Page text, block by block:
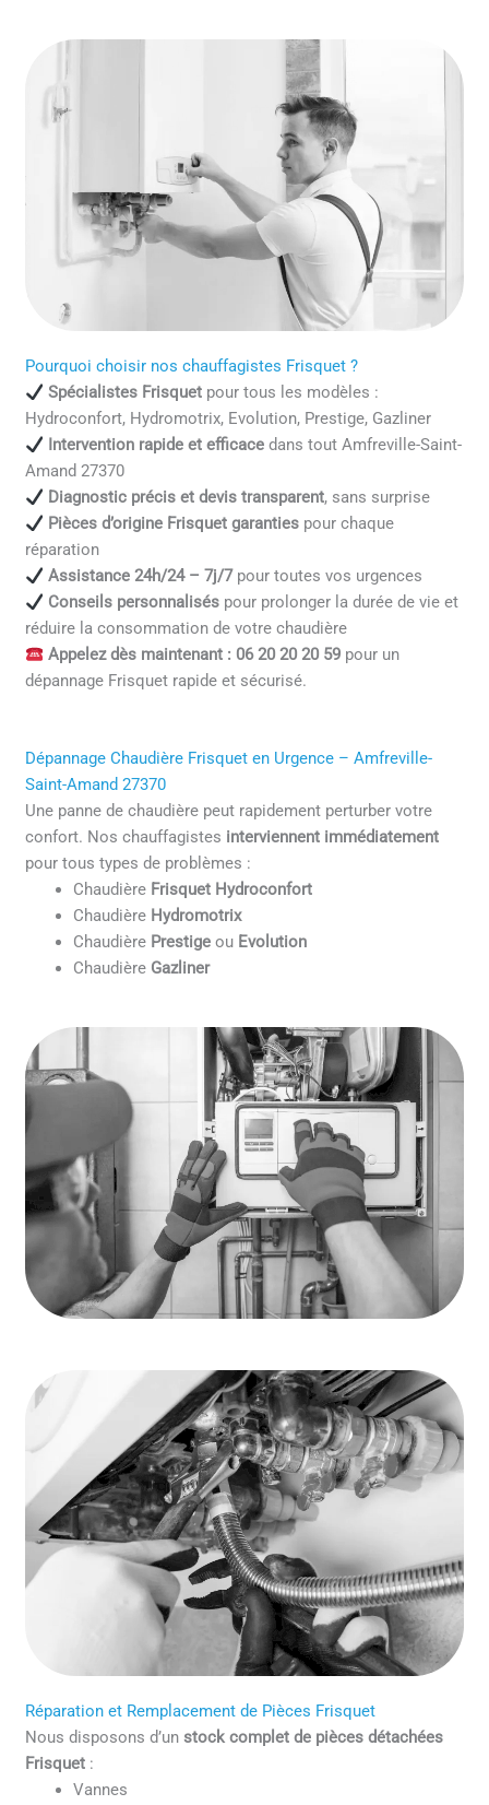
Pourquoi choisir nos chauffagistes Frisquet ?
Spécialistes Frisquetpour tous les modèles :
Hydroconfort, Hydromotrix, Evolution, Prestige, Gazliner
Intervention rapide et efficacedans tout Amfreville-Saint-
Amand 27370
Diagnostic précis et devis transparent, sans surprise
Pièces d’origine Frisquet garantiespour chaque
réparation
Assistance 24h/24 – 7j/7pour toutes vos urgences
Conseils personnaliséspour prolonger la durée de vie et
réduire la consommation de votre chaudière
Appelez dès maintenant : 06 20 20 20 59pour un
dépannage Frisquet rapide et sécurisé.
Dépannage Chaudière Frisquet en Urgence – Amfreville-
Saint-Amand 27370
Une panne de chaudière peut rapidement perturber votre
confort. Nos chauffagistes interviennent immédiatement
pour tous types de problèmes :
Chaudière Frisquet Hydroconfort
Chaudière Hydromotrix
Chaudière Prestige ou Evolution
Chaudière Gazliner
Réparation et Remplacement de Pièces Frisquet
Nous disposons d’unstock complet de pièces détachées
Frisquet :
Vannes